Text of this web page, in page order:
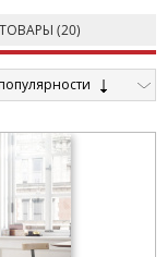
ТОВАРЫ (20)